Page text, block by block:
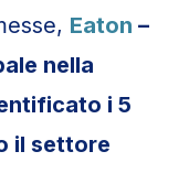
Eaton –
nella
i 5
il settore